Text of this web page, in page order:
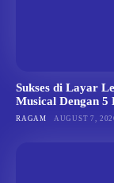
Sukses di Layar
Musical Dengan
RAGAM AUGUST 7,